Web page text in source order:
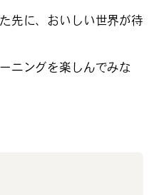
先に、おいしい世界が待
ニングを楽しんでみな